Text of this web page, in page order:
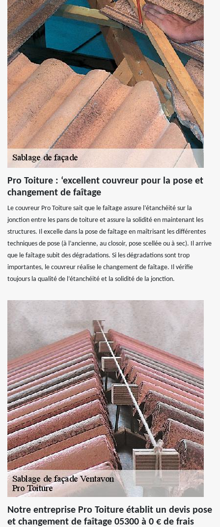
Pro Toiture : ‘excellent couvreur pour la pose et
changement de faîtage
Le couvreur Pro Toiture sait que le faîtage assure l’étanchéité sur la
jonction entre les pans de toiture et assure la solidité en maintenant les
structures. Il excelle dans la pose de faîtage en maîtrisant les différentes
techniques de pose (à l’ancienne, au closoir, pose scellée ou à sec). Il arrive
que le faîtage subit des dégradations. Si les dégradations sont trop
importantes, le couvreur réalise le changement de faîtage. Il vérifie
toujours la qualité de l’étanchéité et la solidité de la jonction.
Notre entreprise Pro Toiture établit un devis pose
et changement de faîtage 05300 à 0 € de frais